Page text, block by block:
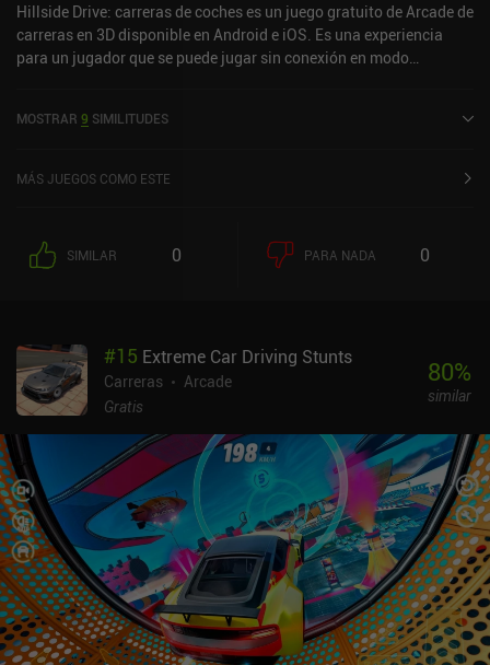
Hillside Drive: carreras de coches es un juego gratuito de Arcade de
carreras en 3D disponible en Android e iOS. Es una experiencia
para un jugador que se puede jugar sin conexión en modo
y de 4 sobre 5,0 en la App Store de iOS.
MOSTRAR 9 SIMILITUDES
MÁS JUEGOS COMO ESTE
SIMILAR 0 PARA NADA 0
#15 Extreme Car Driving Stunts
Carreras
Arcade
Gratis
80%
similar